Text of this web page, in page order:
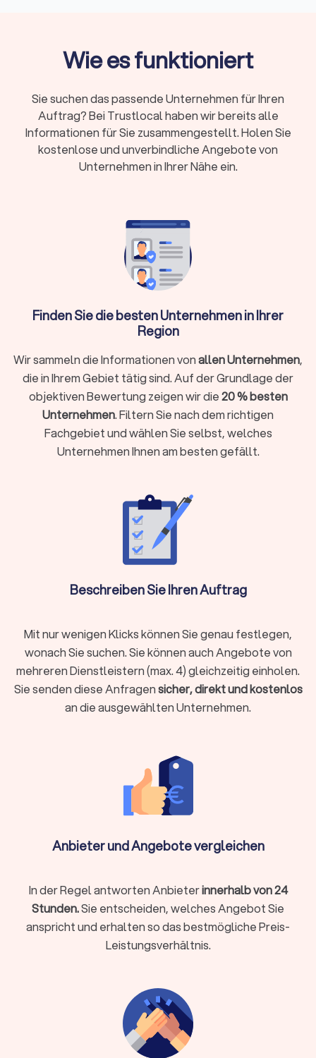
und Zeitersparnis. Hier sind einige Vorteile der
Zusammenarbeit mit einer Reinigungsfirma in Herrieden:
verfügen über das nötige Know-how und langjährige
Erfahrung, um effektive Reinigungsdienste zu bieten. Ob
im Privathaushalt oder im Unternehmensumfeld – sie
kennen sich mit den spezifischen Anforderungen
verschiedener Räumlichkeiten aus.
Zeitersparnis: Zeit ist ein kostbares Gut. Das
Professionelle Ausstattung und Reinigungsmittel:
Reinigungsfirmen nutzen professionelle Ausrüstung und
hochwertige Reinigungsmittel, um optimale Ergebnisse
zu erzielen. Dies gewährleistet nicht nur Sauberkeit,
sondern auch Hygiene in Wohn- und Arbeitsräumen.
Anforderungen an die Reinigung. Eine professionelle
Reinigungsfirma kann ihre Dienstleistungen an die
Privathaushalt, ein Bürogebäude oder eine Baustelle.
Dienstleistungen von Reinigungsfirmen in
Herrieden
Gebäudereinigungsdienste in Herrieden umfassen die
Reinigung von Bürogebäuden, Einkaufszentren, Schulen und
anderen gewerblichen Einrichtungen. Die professionelle
Reinigung sorgt für eine angenehme Arbeitsumgebung und
hinterlässt einen positiven Eindruck bei Mitarbeitern und
Für Privathaushalte bieten Reinigungsfirmen umfassende
Haushaltsreinigungsdienste an. Das Spektrum reicht von der
regelmäßigen Reinigung über die Frühjahrsputzaktion bis zur
Unterstützung bei speziellen Anlässen.
Reinigungsfirmen, die sich auf Baureinigung spezialisiert
haben, kümmern sich um die gründliche Reinigung von
Baustellen, um einen reibungslosen Übergang zum fertigen
Projekt zu gewährleisten.
eine zuverlässige Reinigungskraft für ihren Haushalt suchen.
Regelmäßige Reinigungstermine können individuell vereinbart
werden.
Trustlocal bietet Ihnen die Möglichkeit, kostenlos und
unverbindlich Angebote von Reinigungsfirmen in Herrieden zu
Wie es funktioniert
Sie suchen das passende Unternehmen für Ihren
Auftrag? Bei Trustlocal haben wir bereits alle
Informationen für Sie zusammengestellt. Holen Sie
kostenlose und unverbindliche Angebote von
Unternehmen in Ihrer Nähe ein.
Finden Sie die besten Unternehmen in Ihrer
Region
Wir sammeln die Informationen vonallen Unternehmen,
die in Ihrem Gebiet tätig sind. Auf der Grundlage der
objektiven Bewertung zeigen wir die20 % besten
Unternehmen. Filtern Sie nach dem richtigen
Fachgebiet und wählen Sie selbst, welches
Unternehmen Ihnen am besten gefällt.
Beschreiben Sie Ihren Auftrag
Mit nur wenigen Klicks können Sie genau festlegen,
wonach Sie suchen. Sie können auch Angebote von
mehreren Dienstleistern (max. 4) gleichzeitig einholen.
Sie senden diese Anfragensicher, direkt und kostenlos
an die ausgewählten Unternehmen.
Anbieter und Angebote vergleichen
In der Regel antworten Anbieterinnerhalb von 24
Stunden.Sie entscheiden, welches Angebot Sie
anspricht und erhalten so das bestmögliche Preis-
Leistungsverhältnis.